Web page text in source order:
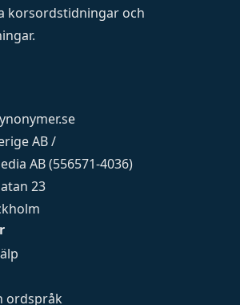
ordspråk
korsordstidningar och
.
AB /
AB (556571-4036)
23